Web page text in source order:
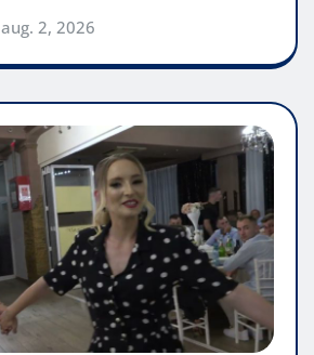
aug. 2, 2026